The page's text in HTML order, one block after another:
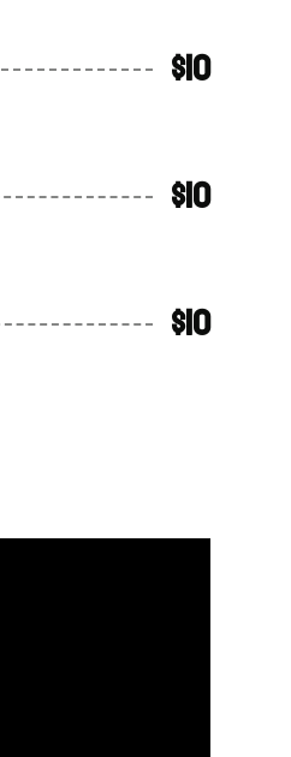
$10
$10
$10